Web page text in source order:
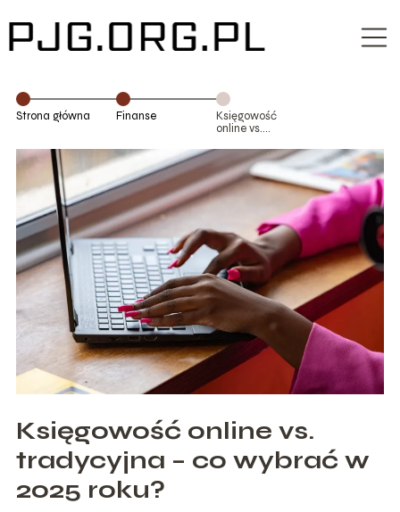
Strona główna Finanse
Księgowość
online vs.
wybrać w 2025
roku?
Księgowość online vs.
tradycyjna – co wybrać w
2025 roku?